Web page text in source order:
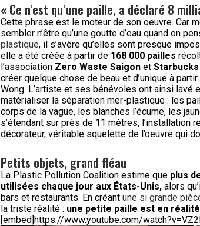
« Ce n’est qu’une paille, a déclaré 8
Cette phrase est le moteur de son oeuvre. Car
sembler n’être qu’une goutte d’eau quand on
plastique, il s’avère qu’elles sont presque
elle a été créée à partir de 168 000 pailles
l’association Zero Waste Saigon et
créer quelque chose de beau et d’unique à
Wong. L’artiste et ses bénévoles ont ainsi lavé
matérialiser la séparation mer-plastique : les
corps de la vague, les blanches l’écume, les
s’étendant sur près de 11 mètres, l’installation
décorateur, véritable squelette de l’oeuvre qui
Petits objets, grand fléau
La Plastic Pollution Coalition estime que plus
utilisées chaque jour aux États-Unis, alors
bars et restaurants. En créant une si grande
la triste réalité : une petite paille est en
[embed]https://www.youtube.com/